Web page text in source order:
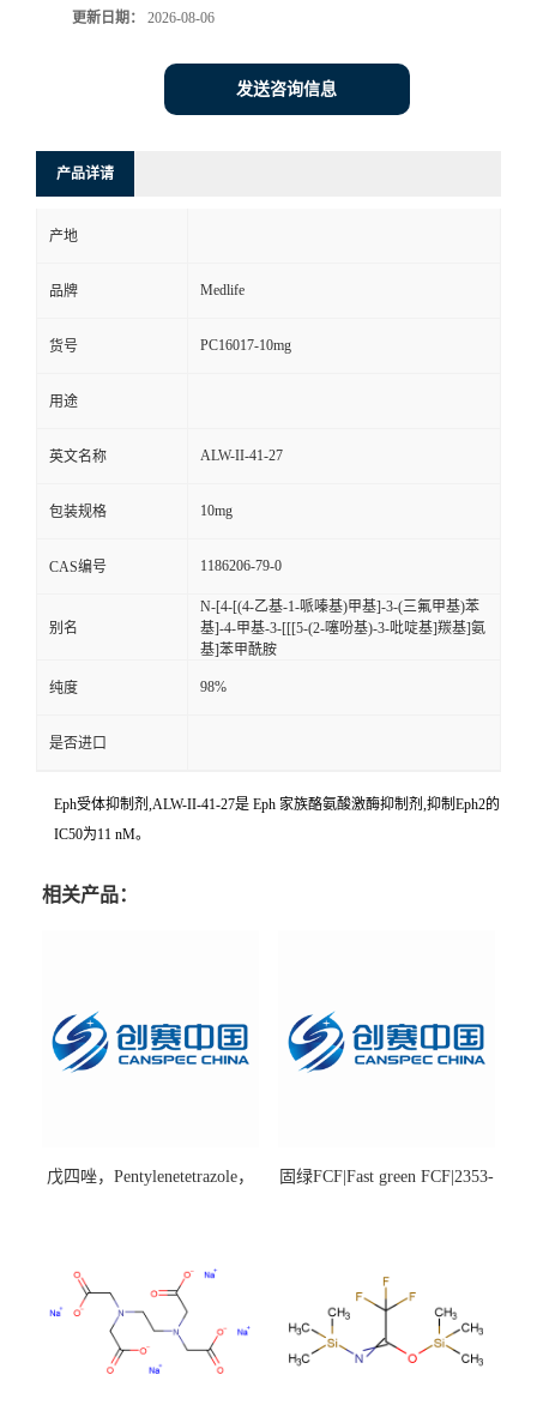
更新日期： 2026-08-06
发送咨询信息
产品详请
产地
品牌 Medlife
货号 PC16017-10mg
用途
英文名称 ALW-II-41-27
包装规格 10mg
CAS编号 1186206-79-0
别名
N-[4-[(4-乙基-1-哌嗪基)甲基]-3-(三氟甲基)苯
基]-4-甲基-3-[[[5-(2-噻吩基)-3-吡啶基]羰基]氨
基]苯甲酰胺
纯度 98%
是否进口
Eph受体抑制剂,ALW-II-41-27是 Eph 家族酪氨酸激酶抑制剂,抑制Eph2的
IC50为11 nM。
相关产品：
戊四唑，Pentylenetetrazole，
固绿FCF|Fast green FCF|2353-